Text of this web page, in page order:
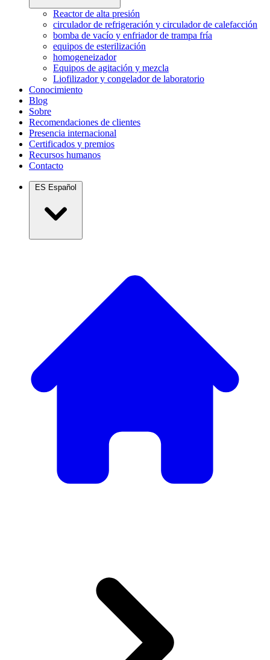
Reactor de alta presión
circulador de refrigeración y circulador de calefacción
bomba de vacío y enfriador de trampa fría
equipos de esterilización
homogeneizador
Equipos de agitación y mezcla
Liofilizador y congelador de laboratorio
Conocimiento
Blog
Sobre
Recomendaciones de clientes
Presencia internacional
Certificados y premios
Recursos humanos
Contacto
ES Español